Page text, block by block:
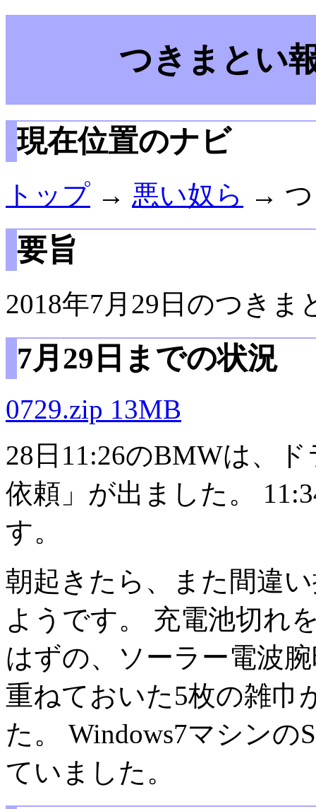
つきまとい
現在位置のナビ
トップ → 悪い奴ら → つ
要旨
2018年7月29日のつきま
7月29日までの状況
0729.zip 13MB
28日11:26のBMWは、
依頼」が出ました。
す。
朝起きたら、また間違
ようです。 充電池切れ
はずの、ソーラー電波
重ねておいた5枚の雑巾
た。 Windows7マシンの
ていました。